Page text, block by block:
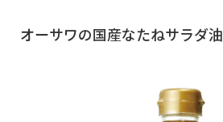
オーサワの国産なたねサラダ油